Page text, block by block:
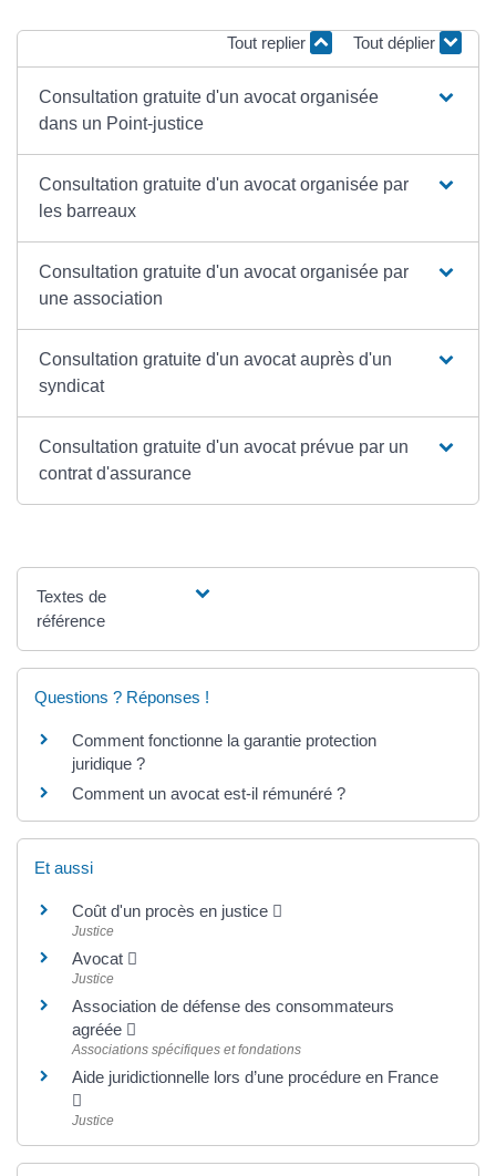
Tout replier Tout déplier
Consultation gratuite d'un avocat organisée
dans un Point-justice
Consultation gratuite d'un avocat organisée par
les barreaux
Consultation gratuite d'un avocat organisée par
une association
Consultation gratuite d'un avocat auprès d'un
syndicat
Consultation gratuite d'un avocat prévue par un
contrat d'assurance
Textes de
référence
Questions ? Réponses !
Comment fonctionne la garantie protection
juridique ?
Comment un avocat est-il rémunéré ?
Et aussi
Coût d'un procès en justice
Justice
Avocat
Justice
Association de défense des consommateurs
agréée
Associations spécifiques et fondations
Aide juridictionnelle lors d’une procédure en France
Justice